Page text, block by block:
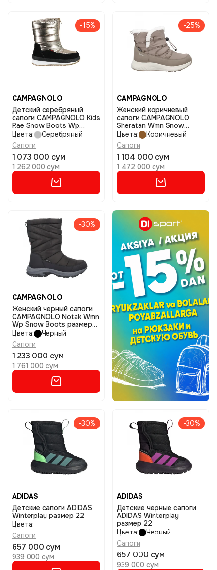
-15%
CAMPAGNOLO
Детский серебряный
сапоги CAMPAGNOLO Kids
Rae Snow Boots Wp
размер 30
Цвета:
Серебряный
Сапоги
1 073 000 сум
1 262 000 сум
-25%
CAMPAGNOLO
Женский коричневый
сапоги CAMPAGNOLO
Sheratan Wmn Snow
Boots Wp размер 36
Цвета:
Коричневый
Сапоги
1 104 000 сум
1 472 000 сум
-30%
CAMPAGNOLO
Женский черный сапоги
CAMPAGNOLO Notak Wmn
Wp Snow Boots размер
38
Цвета:
Черный
Сапоги
1 233 000 сум
1 761 000 сум
-30%
ADIDAS
Детские сапоги ADIDAS
Winterplay размер 22
Цвета:
Сапоги
657 000 сум
939 000 сум
-30%
ADIDAS
Детские черные сапоги
ADIDAS Winterplay
размер 22
Цвета:
Черный
Сапоги
657 000 сум
939 000 сум